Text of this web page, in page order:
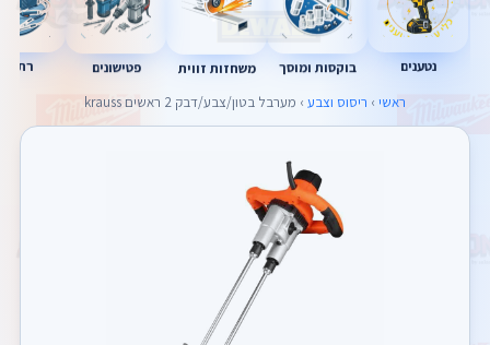
נטענים בוקסות ומוסך משחזות זווית פטישונים
ראשי › ריסוס וצבע › מערבל בטון/צבע/דבק 2 ראשים krauss